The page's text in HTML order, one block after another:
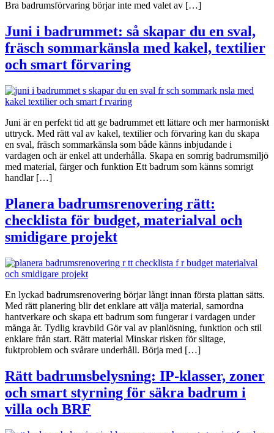
Bra badrumsförvaring börjar inte med valet av […]
Juni i badrummet: så skapar du en sval,
fräsch sommarkänsla med kakel, textilier
och smart förvaring
Juni är en perfekt tid att ge badrummet ett lättare och mer harmoniskt
uttryck. Med rätt val av kakel, textilier och förvaring kan du skapa
en sval, fräsch sommarkänsla som både känns inbjudande i
vardagen och är enkel att underhålla. Skapa en somrig badrumsmiljö
med material, färger och funktion Ett badrum som känns somrigt
handlar […]
Planera badrumsrenovering rätt:
checklista för budget, materialval och
smidigare projekt
En lyckad badrumsrenovering börjar långt innan första plattan sätts.
Med rätt planering blir det enklare att välja material, samordna
hantverkare och skapa ett badrum som fungerar i vardagen under
många år. Tydlig kravbild Gör val av planlösning, funktion och stil
enklare från start. Rätt material Minskar risken för slitage,
fuktproblem och svårare underhåll. Börja med […]
Rätt badrumsbelysning: IP-klasser, zoner
och smart styrning för säkra badrum i
villa och BRF